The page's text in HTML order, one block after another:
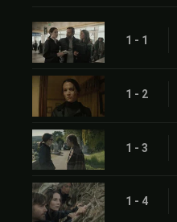
1 - 1
1 - 2
1 - 3
1 - 4